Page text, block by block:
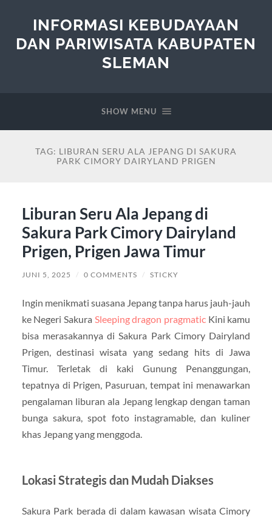
INFORMASI KEBUDAYAAN
DAN PARIWISATA KABUPATEN
SLEMAN
SHOW MENU
TAG: LIBURAN SERU ALA JEPANG DI SAKURA
PARK CIMORY DAIRYLAND PRIGEN
Liburan Seru Ala Jepang di
Sakura Park Cimory Dairyland
Prigen, Prigen Jawa Timur
JUNI 5, 2025 / 0 COMMENTS / STICKY
Ingin menikmati suasana Jepang tanpa harus jauh-jauh
ke Negeri Sakura Sleeping dragon pragmaticKini kamu
bisa merasakannya di Sakura Park Cimory Dairyland
Prigen, destinasi wisata yang sedang hits di Jawa
Timur. Terletak di kaki Gunung Penanggungan,
tepatnya di Prigen, Pasuruan, tempat ini menawarkan
pengalaman liburan ala Jepang lengkap dengan taman
bunga sakura, spot foto instagramable, dan kuliner
khas Jepang yang menggoda.
Lokasi Strategis dan Mudah Diakses
Sakura Park berada di dalam kawasan wisata Cimory